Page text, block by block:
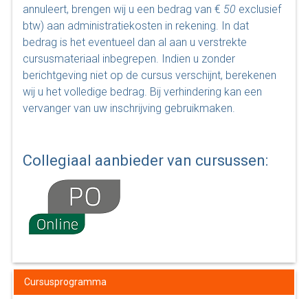
annuleert, brengen wij u een bedrag van € 50 exclusief
btw) aan administratiekosten in rekening. In dat
bedrag is het eventueel dan al aan u verstrekte
cursusmateriaal inbegrepen. Indien u zonder
berichtgeving niet op de cursus verschijnt, berekenen
wij u het volledige bedrag. Bij verhindering kan een
vervanger van uw inschrijving gebruikmaken.
Collegiaal aanbieder van cursussen:
Cursusprogramma